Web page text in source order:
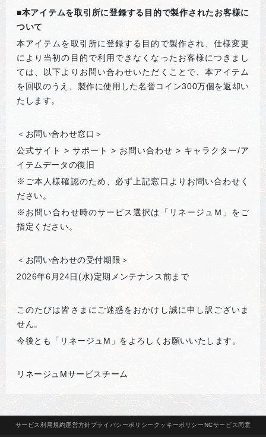
■本アイテムを取引所に登録する目的で製作されたお客様に
ついて
本アイテムを取引所に登録する目的で製作され、仕様変更
により当初の目的で利用できなくなったお客様につきまし
ては、以下よりお問い合わせいただくことで、本アイテム
を回収のうえ、製作に使用した名誉コイン300万個を返却い
たします。
＜お問い合わせ窓口＞
公式サイト > サポート > お問い合わせ > キャラクター/ア
イテムデータの復旧
※ご本人様確認のため、必ず上記窓口よりお問い合わせく
ださい。
※お問い合わせ時のサービス選択は「リネージュＭ」をご
指定ください。
＜お問い合わせの受付期限＞
2026年6月24日(水)定期メンテナンス前まで
このたびは皆さまにご迷惑をおかけし誠に申し訳ございま
せん。
今後とも「リネージュM」をよろしくお願いいたします。
リネージュMサービスチーム
サービス 利用規約運営方針プライバシーポリシー クッキーポリシーNCサービス 同意